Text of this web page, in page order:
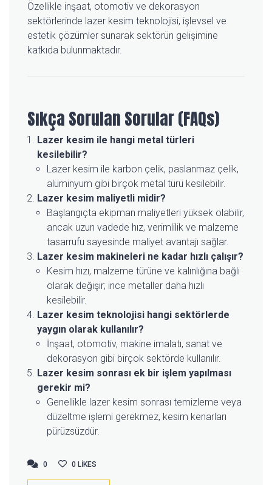
Özellikle inşaat, otomotiv ve dekorasyon
sektörlerinde lazer kesim teknolojisi, işlevsel ve
estetik çözümler sunarak sektörün gelişimine
katkıda bulunmaktadır.
Sıkça Sorulan Sorular (FAQs)
Lazer kesim ile hangi metal türleri
kesilebilir?
Lazer kesim ile karbon çelik, paslanmaz çelik,
alüminyum gibi birçok metal türü kesilebilir.
Lazer kesim maliyetli midir?
Başlangıçta ekipman maliyetleri yüksek olabilir,
ancak uzun vadede hız, verimlilik ve malzeme
tasarrufu sayesinde maliyet avantajı sağlar.
Lazer kesim makineleri ne kadar hızlı çalışır?
Kesim hızı, malzeme türüne ve kalınlığına bağlı
olarak değişir; ince metaller daha hızlı
kesilebilir.
Lazer kesim teknolojisi hangi sektörlerde
yaygın olarak kullanılır?
İnşaat, otomotiv, makine imalatı, sanat ve
dekorasyon gibi birçok sektörde kullanılır.
Lazer kesim sonrası ek bir işlem yapılması
gerekir mi?
Genellikle lazer kesim sonrası temizleme veya
düzeltme işlemi gerekmez, kesim kenarları
pürüzsüzdür.
0
0 0 LIKES